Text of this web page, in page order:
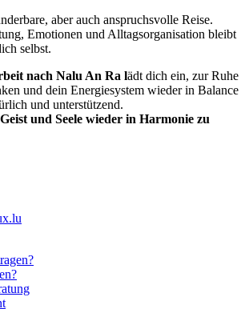
aber auch anspruchsvolle Reise.
Emotionen und Alltagsorganisation bleibt
selbst.
nach Nalu An Ra lädt dich ein, zur Ruhe
und dein Energiesystem wieder in Balance
und unterstützend.
und Seele wieder in Harmonie zu